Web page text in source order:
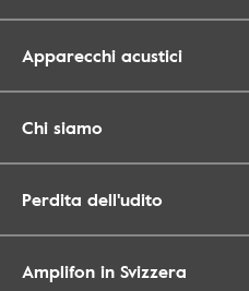
Apparecchi acustici
Chi siamo
Perdita dell'udito
Amplifon in Svizzera